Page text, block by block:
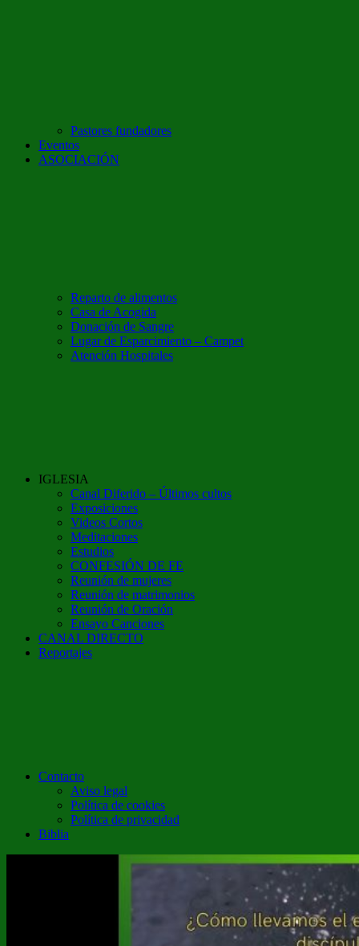
Pastores fundadores
Eventos
ASOCIACIÓN
Reparto de alimentos
Casa de Acogida
Donación de Sangre
Lugar de Esparcimiento – Campet
Atención Hospitales
IGLESIA
Canal Diferido – Últimos cultos
Exposiciones
Videos Cortos
Meditaciones
Estudios
CONFESIÓN DE FE
Reunión de mujeres
Reunión de matrimonios
Reunión de Oración
Ensayo Canciones
CANAL DIRECTO
Reportajes
Contacto
Aviso legal
Política de cookies
Política de privacidad
Biblia